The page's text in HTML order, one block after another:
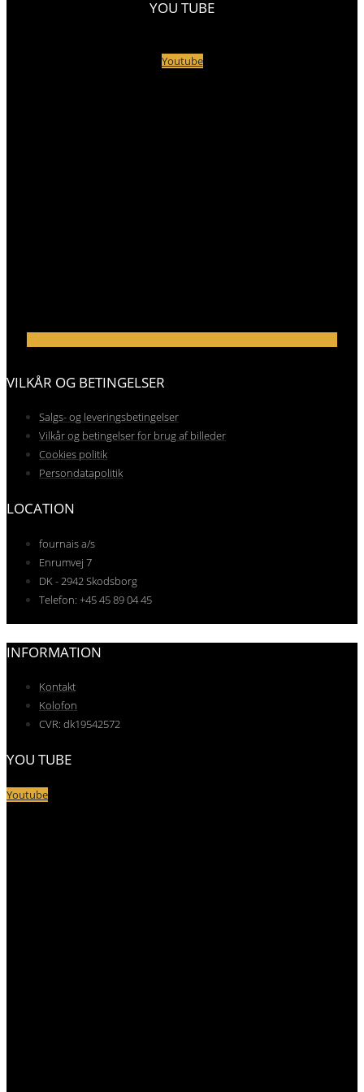
YOU TUBE
Youtube
VILKÅR OG BETINGELSER
Salgs- og leveringsbetingelser
Vilkår og betingelser for brug af billeder
Cookies politik
Persondatapolitik
LOCATION
fournais a/s
Enrumvej 7
DK - 2942 Skodsborg
Telefon: +45 45 89 04 45
INFORMATION
Kontakt
Kolofon
CVR: dk19542572
YOU TUBE
Youtube